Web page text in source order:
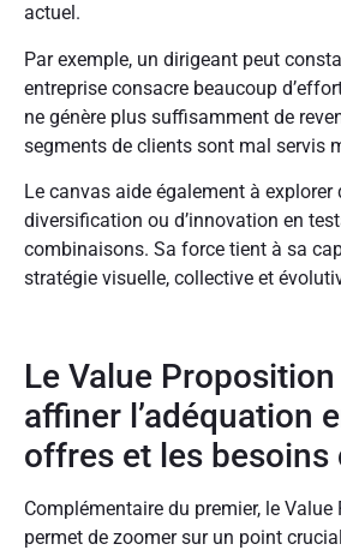
actuel.
Par exemple, un dirigeant peut
entreprise consacre beaucoup
ne génère plus suffisamment de
segments de clients sont mal servis
Le canvas aide également à explorer
diversification ou d’innovation en
combinaisons. Sa force tient à sa
stratégie visuelle, collective et
Le Value Proposition
affiner l’adéquation
offres et les besoins
Complémentaire du premier, le
permet de zoomer sur un point